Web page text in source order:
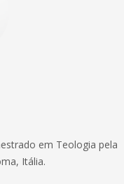
em Teologia pela
Itália.